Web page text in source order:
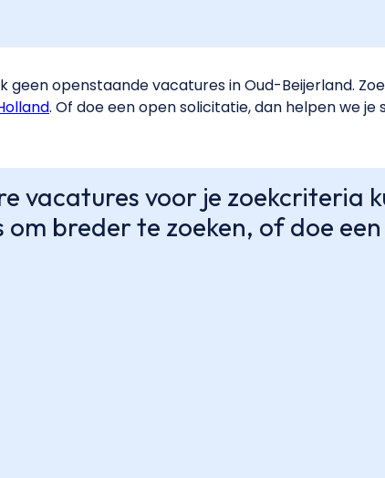
geen openstaande vacatures in Oud-Beijerland.
. Of doe een open solicitatie, dan helpen we je
vacatures voor je zoekcriteria
breder te zoeken, of doe